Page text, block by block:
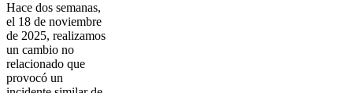
Hace dos semanas,
el 18 de noviembre
de 2025, realizamos
un cambio no
relacionado que
provocó un